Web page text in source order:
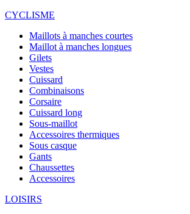
CYCLISME
Maillots à manches courtes
Maillot à manches longues
Gilets
Vestes
Cuissard
Combinaisons
Corsaire
Cuissard long
Sous-maillot
Accessoires thermiques
Sous casque
Gants
Chaussettes
Accessoires
LOISIRS